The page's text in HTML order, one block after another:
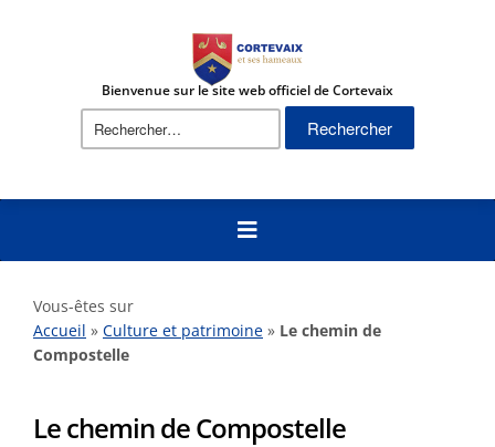
Bienvenue sur le site web officiel de Cortevaix
Vous-êtes sur
Accueil » Culture et patrimoine » Le chemin de
Compostelle
Le chemin de Compostelle